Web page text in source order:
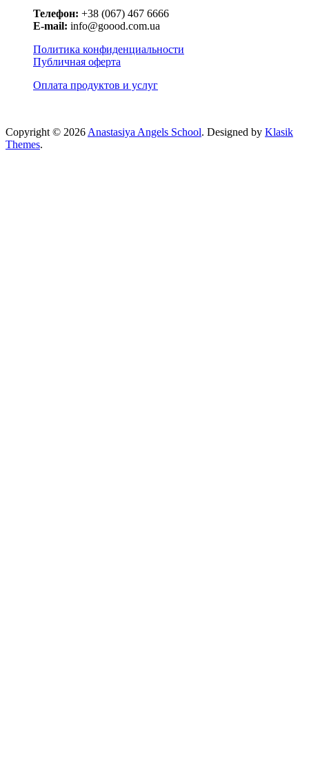
Телефон: +38 (067) 467 6666
E-mail: info@goood.com.ua
Политика конфиденциальности
Публичная оферта
Оплата продуктов и услуг
Copyright © 2026 Anastasiya Angels School. Designed by Klasik
Themes.